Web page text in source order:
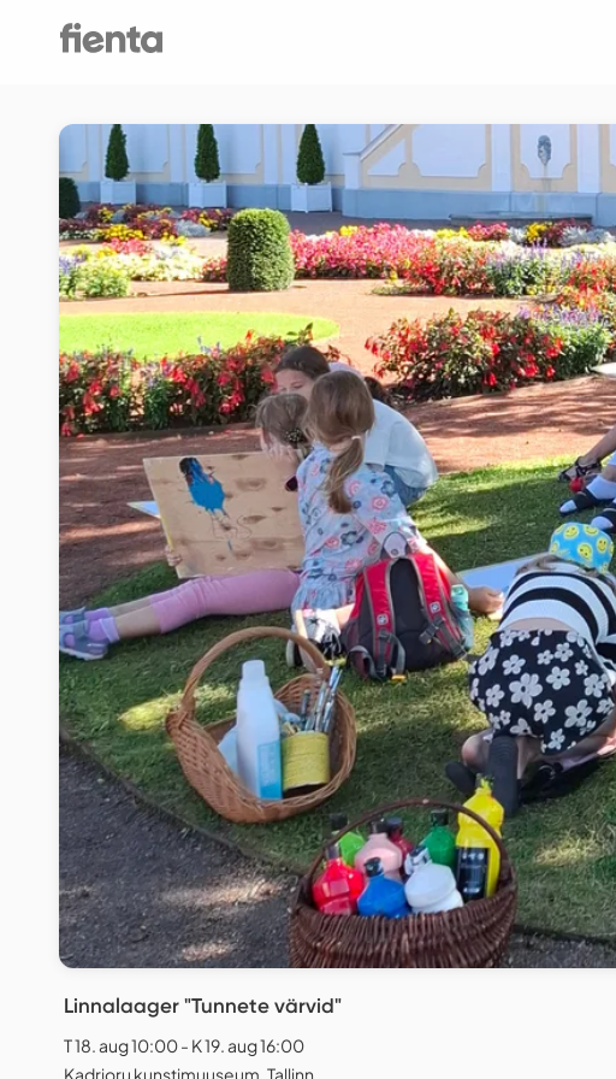
Linnalaager "Tunnete värvid"
T 18. aug 10:00 - K 19. aug 16:00
Kadrioru kunstimuuseum, Tallinn